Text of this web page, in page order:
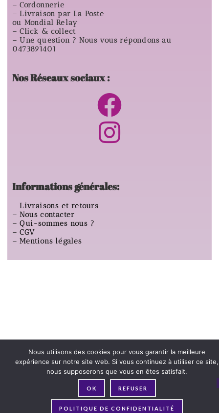
– Cordonnerie
– Livraison par La Poste
ou Mondial Relay
– Click & collect
– Une question ? Nous vous répondons au
0473891401
Nos Réseaux sociaux :
Informations générales:
–Livraisons et retours
–Nous contacter
–Qui-sommes nous ?
–CGV
–Mentions légales
Nous utilisons des cookies pour vous garantir la meilleure
expérience sur notre site web. Si vous continuez à utiliser ce site,
nous supposerons que vous en êtes satisfait.
OK REFUSER
POLITIQUE DE CONFIDENTIALITÉ